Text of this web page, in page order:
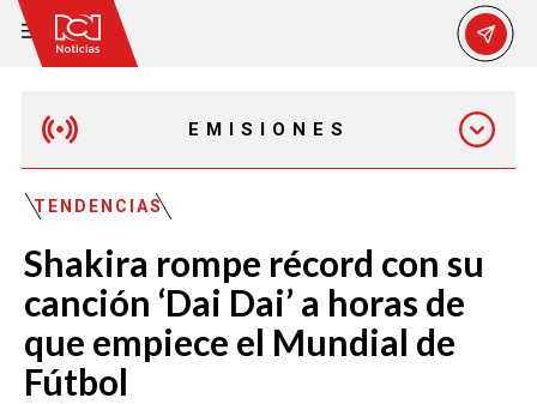
EMISIONES
MAÑANA EXPRESS
EMISIÓN 12:30 PM
EMISIÓN 7:00 PM
TENDENCIAS
Shakira rompe récord con su
canción ‘Dai Dai’ a horas de
que empiece el Mundial de
Fútbol